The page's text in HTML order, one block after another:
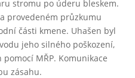
stromu po úderu bleskem.
provedeném průzkumu
části kmene. Uhašen byl
jeho silného poškození,
MŘP. Komunikace
zásahu.